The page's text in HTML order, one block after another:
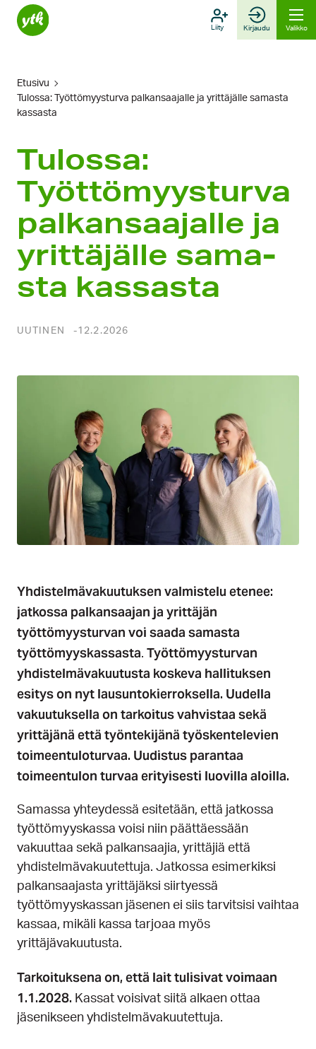
Hyppää
sisältöön
Liity Kirjaudu Valikko
Etusivu
Tulossa: Työttömyys­turva palkan­saajalle ja yrittäjälle sama­sta
kassa­sta
Tulossa:
Työttömyys­turva
palkan­saajalle ja
yrittäjälle sama­
sta kassa­sta
UUTINEN 12.2.2026
Yhdistelmävakuutuksen valmistelu etenee:
jatkossa palkansaajan ja yrittäjän
työttömyysturvan voi saada samasta
työttömyyskassasta. Työttömyysturvan
yhdistelmävakuutusta koskeva hallituksen
esitys on nyt lausuntokierroksella. Uudella
vakuutuksella on tarkoitus vahvistaa sekä
yrittäjänä että työntekijänä työskentelevien
toimeentuloturvaa. Uudistus parantaa
toimeentulon turvaa erityisesti luovilla aloilla.
Samassa yhteydessä esitetään, että jatkossa
työttömyyskassa voisi niin päättäessään
vakuuttaa sekä palkansaajia, yrittäjiä että
yhdistelmävakuutettuja. Jatkossa esimerkiksi
palkansaajasta yrittäjäksi siirtyessä
työttömyyskassan jäsenen ei siis tarvitsisi vaihtaa
kassaa, mikäli kassa tarjoaa myös
yrittäjävakuutusta.
Tarkoituksena on, että lait tulisivat voimaan
1.1.2028. Kassat voisivat siitä alkaen ottaa
jäsenikseen yhdistelmävakuutettuja.